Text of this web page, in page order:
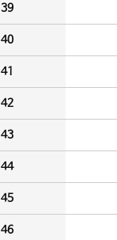
39
40
41
42
43
44
45
46